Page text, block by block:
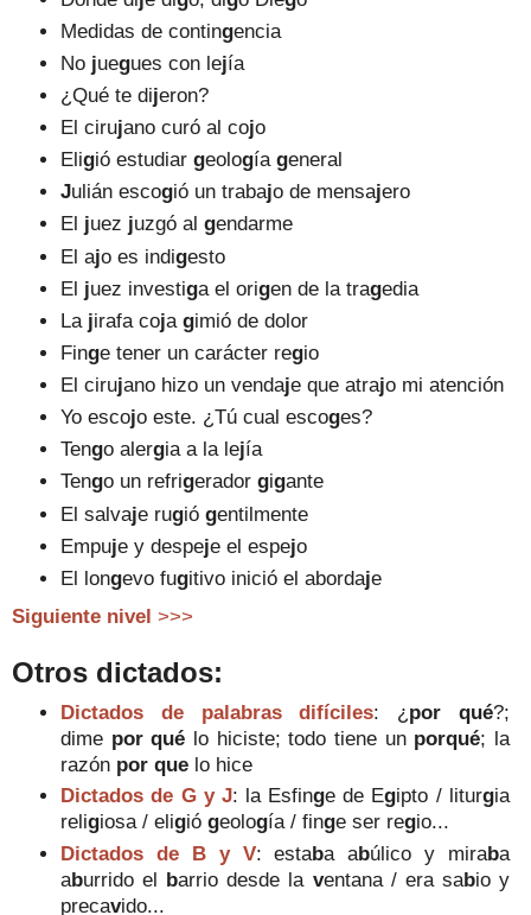
Medidas de contingencia
No juegues con lejía
¿Qué te dijeron?
El cirujano curó al cojo
Eligió estudiar geología general
Julián escogió un trabajo de mensajero
El juez juzgó al gendarme
El ajo es indigesto
El juez investiga el origen de la tragedia
La jirafa cojagimió de dolor
Finge tener un carácter regio
El cirujano hizo un vendaje que atrajo mi atención
Yo escojo este. ¿Tú cual escoges?
Tengo alergia a la lejía
Tengo un refrigeradorgigante
El salvaje rugiógentilmente
Empuje y despeje el espejo
El longevo fugitivo inició el abordaje
Siguiente nivel >>>
Otros dictados:
Dictados de palabras difíciles: ¿ por qué?;
dime por qué lo hiciste; todo tiene un porqué; la
razón por que lo hice
Dictados de G y J: la Esfinge de Egipto / liturgia
religiosa / eligió geología / finge ser regio...
Dictados de B y V:estaba abúlico y miraba
aburrido el barrio desde la ventana / era sabio y
precavido...